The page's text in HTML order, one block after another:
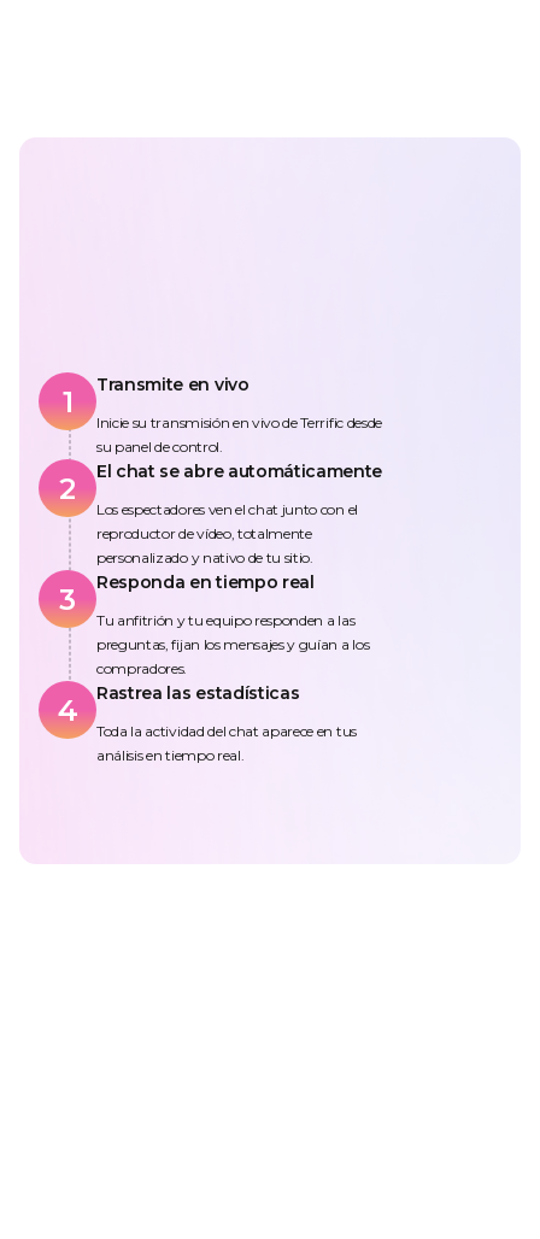
1 Transmite en vivo
Inicie su transmisión en vivo de Terrific desde
su panel de control.
2 El chat se abre automáticamente
Los espectadores ven el chat junto con el
reproductor de vídeo, totalmente
personalizado y nativo de tu sitio.
3 Responda en tiempo real
Tu anfitrión y tu equipo responden a las
preguntas, fijan los mensajes y guían a los
compradores.
4 Rastrea las estadísticas
Toda la actividad del chat aparece en tus
análisis en tiempo real.